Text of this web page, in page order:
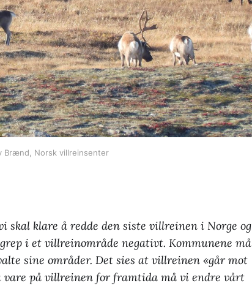
Brænd, Norsk villreinsenter
skal klare å redde den siste villreinen i Norge og
i et villreinområde negativt. Kommunene må
sine områder. Det sies at villreinen «går mot
vare på villreinen for framtida må vi endre vårt